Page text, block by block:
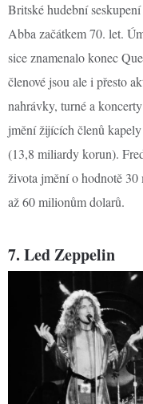
Britské hudební
Abba začátkem 70. let.
sice znamenalo konec
členové jsou ale i přesto
nahrávky, turné a
jmění žijících členů
(13,8 miliardy korun).
života jmění o hodnotě
až 60 milionům dolarů.
7. Led Zeppelin